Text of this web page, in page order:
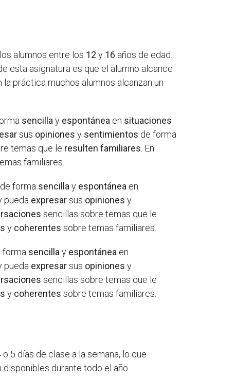
alumnos entre los 12 y 16 años de edad.
esta asignatura es que el alumno alcance
la práctica muchos alumnos alcanzan un
sencilla y espontánea en situaciones
sus opiniones y sentimientos de forma
temas que le resulten familiares . En
familiares.
de forma sencilla y espontánea en
pueda expresarsus opiniones y
sencillas sobre temas que le
y coherentes sobre temas familiares.
forma sencilla y espontánea en
pueda expresarsus opiniones y
sencillas sobre temas que le
y coherentes sobre temas familiares.
5 días de clase a la semana, lo que
durante todo el año.